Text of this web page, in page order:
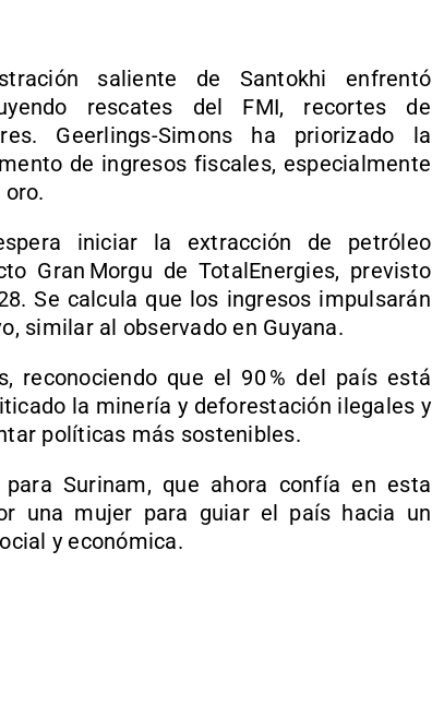
saliente de Santokhi enfrentó
rescates del FMI, recortes de
Geerlings-Simons ha priorizado la
de ingresos fiscales, especialmente
iniciar la extracción de petróleo
Gran Morgu de TotalEnergies, previsto
Se calcula que los ingresos impulsarán
similar al observado en Guyana.
reconociendo que el 90 % del país está
la minería y deforestación ilegales y
políticas más sostenibles.
Surinam, que ahora confía en esta
una mujer para guiar el país hacia un
y económica.